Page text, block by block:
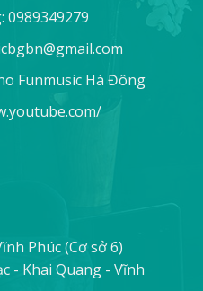
0989349279
Funmusic Hà Đông
Phúc (Cơ sở 6)
- Khai Quang - Vĩnh